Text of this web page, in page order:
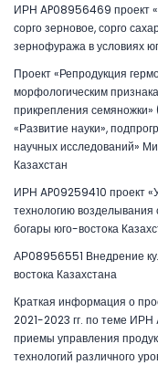
ИРН AP08956469 проект
сорго зерновое, сорго
зернофуража в условиях
Проект «Репродукция
морфологическим
прикрепления
«Развитие науки»,
научных исследований»
Казахстан
ИРН AP09259410 проект
технологию возделывания
богары юго-востока
АР08956551 Внедрение
востока Казахстана
Краткая информация о
2021-2023 гг. по теме ИРН
приемы управления
технологий различного